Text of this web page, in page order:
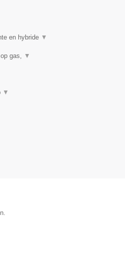
en hybride ▼
gas, ▼
▼